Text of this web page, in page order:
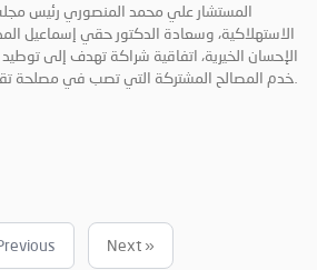
المستشار علي محمد المنصوري رئيس
الاستهلاكية، وسعادة الدكتور حقي إسماعيل
الإحسان الخيرية، اتفاقية شراكة تهدف إلى توطيد
يخدم المصالح المشتركة التي تصب في مصلحة
المحتاجة والمتعففة ودعم الحالات الإنسانية،
Next »